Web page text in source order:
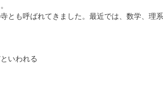
とも呼ばれてきました。最近では、数学、理
いわれる